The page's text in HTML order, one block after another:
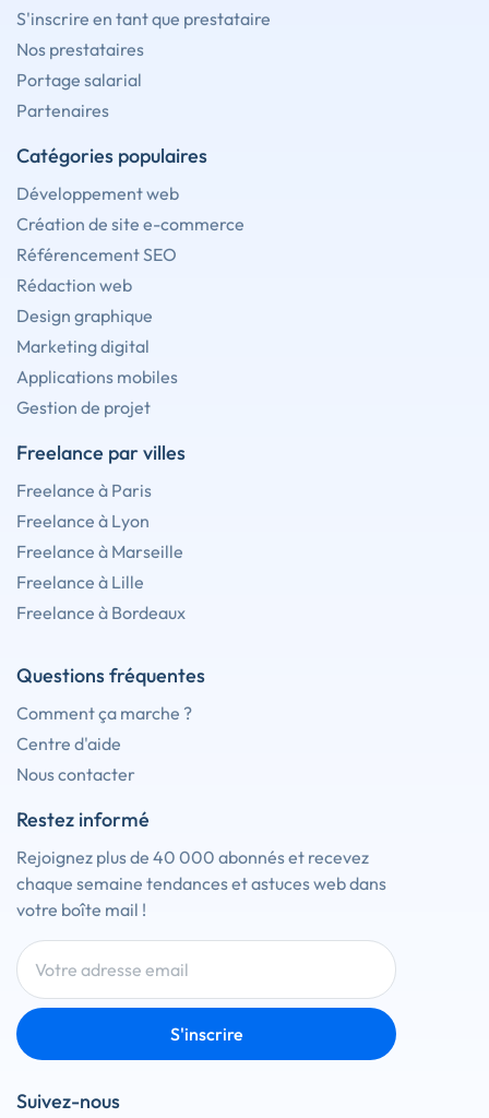
S'inscrire en tant que prestataire
Nos prestataires
Portage salarial
Partenaires
Catégories populaires
Développement web
Création de site e-commerce
Référencement SEO
Rédaction web
Design graphique
Marketing digital
Applications mobiles
Gestion de projet
Freelance par villes
Freelance à Paris
Freelance à Lyon
Freelance à Marseille
Freelance à Lille
Freelance à Bordeaux
Questions fréquentes
Comment ça marche ?
Centre d'aide
Nous contacter
Restez informé
Rejoignez plus de 40 000 abonnés et recevez
chaque semaine tendances et astuces web dans
votre boîte mail !
S'inscrire
Suivez-nous